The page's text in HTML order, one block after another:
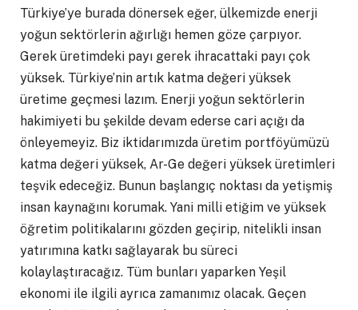
Türkiye’ye burada dönersek eğer, ülkemizde enerji
yoğun sektörlerin ağırlığı hemen göze çarpıyor.
Gerek üretimdeki payı gerek ihracattaki payı çok
yüksek. Türkiye’nin artık katma değeri yüksek
üretime geçmesi lazım. Enerji yoğun sektörlerin
hakimiyeti bu şekilde devam ederse cari açığı da
önleyemeyiz. Biz iktidarımızda üretim portföyümüzü
katma değeri yüksek, Ar-Ge değeri yüksek üretimleri
teşvik edeceğiz. Bunun başlangıç noktası da yetişmiş
insan kaynağını korumak. Yani milli etiğim ve yüksek
öğretim politikalarını gözden geçirip, nitelikli insan
yatırımına katkı sağlayarak bu süreci
kolaylaştıracağız. Tüm bunları yaparken Yeşil
ekonomi ile ilgili ayrıca zamanımız olacak. Geçen